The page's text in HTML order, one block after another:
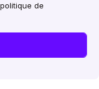
politique de